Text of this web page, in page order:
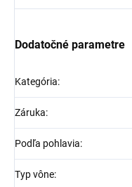
Dodatočné parametre
Kategória:
Záruka:
Podľa pohlavia:
Typ vône: